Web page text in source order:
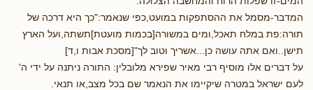
המדבר-מסמל את ההסתפקות במועט,כפי שנאמר:"כך היא דרכה של
תורה:פת במלח תאכל,ומים במשורה[בכמות מועטת]תשתה,ועל הארץ
תישן..ואם אתה עושה כן...אשריך וטוב לך"[מסכת אבות ו,ד]
על דברים אלו מוסיף רבי מאיר שפירא מלובלין: התורה ניתנה על ידי ה'
לעם ישראל במטרה שיקיימו את הנאמר שם בכל מצב,או תנאי.